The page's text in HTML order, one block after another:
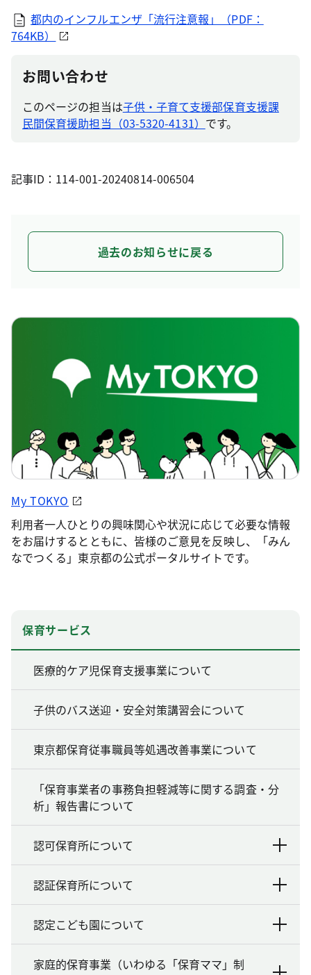
都内のインフルエンザ「流行注意報」（PDF：
764KB）
お問い合わせ
このページの担当は子供・子育て支援部保育支援課
民間保育援助担当（03-5320-4131） です。
記事ID：114-001-20240814-006504
過去のお知らせに戻る
My TOKYO
利用者一人ひとりの興味関心や状況に応じて必要な情報
をお届けするとともに、皆様のご意見を反映し、「みん
なでつくる」東京都の公式ポータルサイトです。
保育サービス
医療的ケア児保育支援事業について
子供のバス送迎・安全対策講習会について
東京都保育従事職員等処遇改善事業について
「保育事業者の事務負担軽減等に関する調査・分
析」報告書について
認可保育所について
認証保育所について
認定こども園について
家庭的保育事業（いわゆる「保育ママ」制